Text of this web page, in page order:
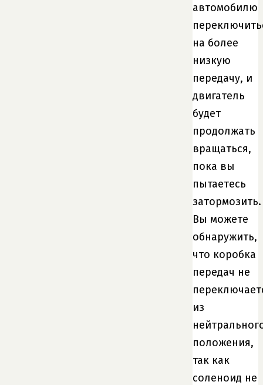
автомобилю
на более
низкую
передачу, и
двигатель
будет
продолжать
вращаться,
пока вы
пытаетесь
затормозить.
Вы можете
обнаружить,
что коробка
передач не
из
положения,
так как
соленоид не